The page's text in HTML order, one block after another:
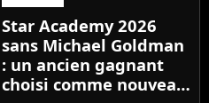
chanson arrivée
tardivement vis-à-vis
des carrières...
Star Academy 2026
sans Michael Goldman
: un ancien gagnant
choisi comme nouveau